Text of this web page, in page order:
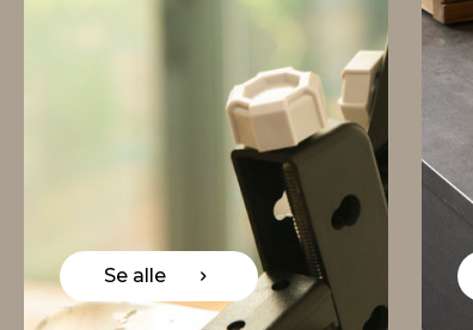
Se alle Se